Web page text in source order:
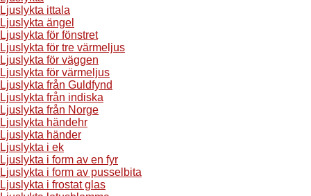
Ljuslykta ittala
Ljuslykta ängel
Ljuslykta för fönstret
Ljuslykta för tre värmeljus
Ljuslykta för väggen
Ljuslykta för värmeljus
Ljuslykta från Guldfynd
Ljuslykta från indiska
Ljuslykta från Norge
Ljuslykta händehr
Ljuslykta händer
Ljuslykta i ek
Ljuslykta i form av en fyr
Ljuslykta i form av pusselbita
Ljuslykta i frostat glas